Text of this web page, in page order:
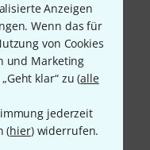
Anzeigen
Wenn das für
von Cookies
und Marketing
klar“ zu (alle
jederzeit
(hier) widerrufen.
per Nachnahme,
Sofort bezahlen